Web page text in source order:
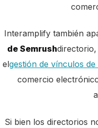
Interamplify también
de Semrush
elgestión de vínculos
comercio
Si bien los directorios